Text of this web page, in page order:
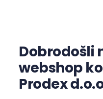
Dobrodošli
webshop
Prodex